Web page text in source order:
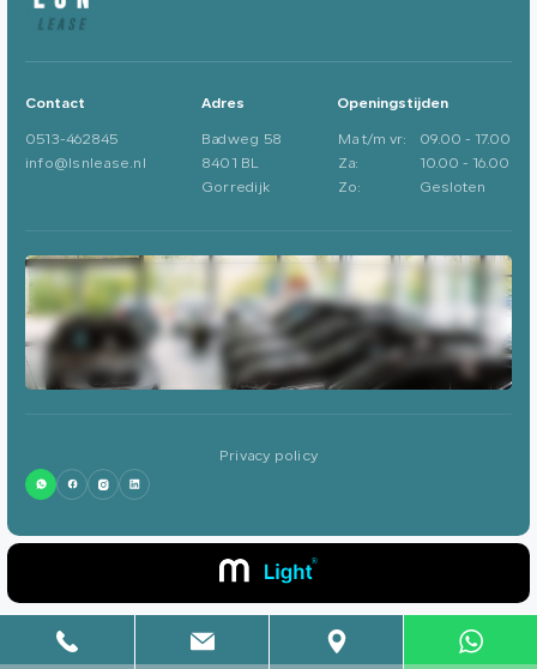
info@lsnlease.nl
Gorredijk
Contact
0513-462845
info@lsnlease.nl
Adres
Badweg 58
8401 BL
Gorredijk
Openingstijden
Ma t/m vr:
09.00 - 17.00
Za:
10.00 - 16.00
Zo:
Gesloten
Privacy policy